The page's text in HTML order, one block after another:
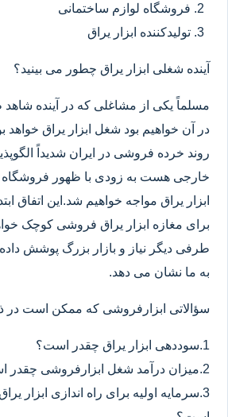
فروشگاه لوازم ساختمانی
تولیدکننده ابزار یراق
آینده شغلی ابزار یراق چطور می بینید؟
مسلماً یکی از مشاغلی که در آینده
در آن خواهیم بود شغل ابزار یراق خواهد
روند خرده فروشی در ایران شدیداً
خارجی هست به زودی با ظهور فروشگاه
ابزار یراق مواجه خواهیم شد.این اتفاق
برای مغازه ابزار یراق فروشی کوچک
طرفی دیگر نیاز و بازار بزرگ پوشش
به ما نشان می دهد.
سؤالاتی ابزارفروشی که ممکن است در
1.سوددهی ابزار یراق چقدر است؟
2.میزان درآمد شغل ابزارفروشی چقدر است؟
3.سرمایه اولیه برای راه اندازی ابزار